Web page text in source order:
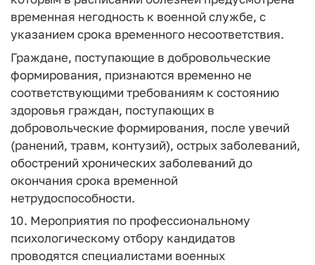
временная негодность к военной службе, с
указанием срока временного несоответствия.
Граждане, поступающие в добровольческие
формирования, признаются временно не
соответствующими требованиям к состоянию
здоровья граждан, поступающих в
добровольческие формирования, после увечий
(ранений, травм, контузий), острых заболеваний,
обострений хронических заболеваний до
окончания срока временной
нетрудоспособности.
10. Мероприятия по профессиональному
психологическому отбору кандидатов
проводятся специалистами военных